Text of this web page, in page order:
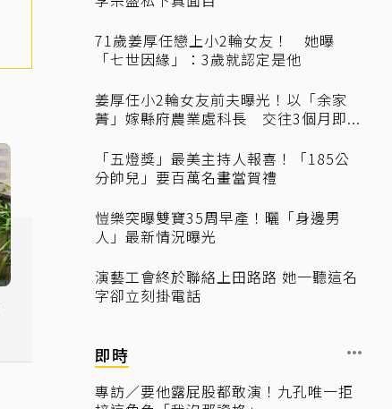
71歲姜厚任戀上小2輪女友！ 她曝
「七世因緣」：3歲就認定是他
姜厚任小2輪女友前夫曝光！以「余家
菁」嫁縣府農業處科長 交往3個月即...
「五燈獎」最美主持人報喜！「185公
分帥兒」要百萬名畫當賀禮
愷樂突曝雙寶35周早產！曬「身邊男
人」最新情況曝光
演藝工會終於聯絡上田路路 她一聽這名
字卻立刻掛電話
即時
專訪／要他露屁股都敢演！九孔唯一拒